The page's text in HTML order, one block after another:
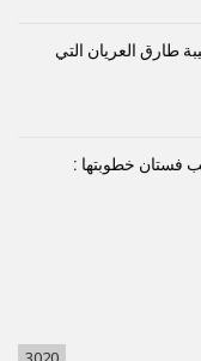
طارق العريان التي
فستان خطوبتها :